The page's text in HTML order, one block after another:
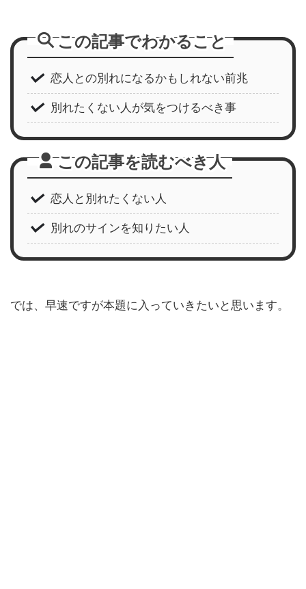
この記事でわかること
恋人との別れになるかもしれない前兆
別れたくない人が気をつけるべき事
この記事を読むべき人
恋人と別れたくない人
別れのサインを知りたい人
では、早速ですが本題に入っていきたいと思います。